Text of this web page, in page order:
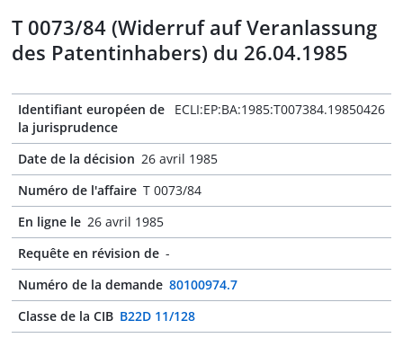
T 0073/84 (Widerruf auf Veranlassung
des Patentinhabers) du 26.04.1985
Identifiant européen de
la jurisprudence
ECLI:EP:BA:1985:T007384.19850426
Date de la décision 26 avril 1985
Numéro de l'affaire T 0073/84
En ligne le 26 avril 1985
Requête en révision de -
Numéro de la demande 80100974.7
Classe de la CIB B22D 11/128